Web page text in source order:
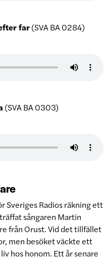
far(SVA BA 0284)
(SVA BA 0303)
Sveriges Radios räkning ett
sångaren Martin
från Orust. Vid det tillfället
men besöket väckte ett
hos honom. Ett år senare